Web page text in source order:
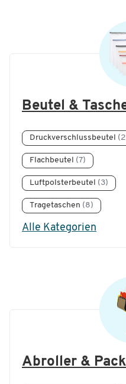
Beutel &
Druckverschlussbeutel
Flachbeutel (7)
Luftpolsterbeutel (3)
Tragetaschen (8)
Alle Kategorien
Abroller &